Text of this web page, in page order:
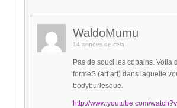
WaldoMumu
14 années de cela
Pas de souci les copains. Voilà
formeS (arf arf) dans laquelle
bodyburlesque.
http://www.youtube.com/